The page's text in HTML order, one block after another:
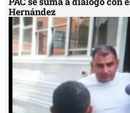
Hernández